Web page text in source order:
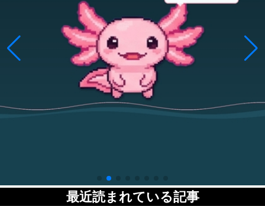
最近読まれている記事